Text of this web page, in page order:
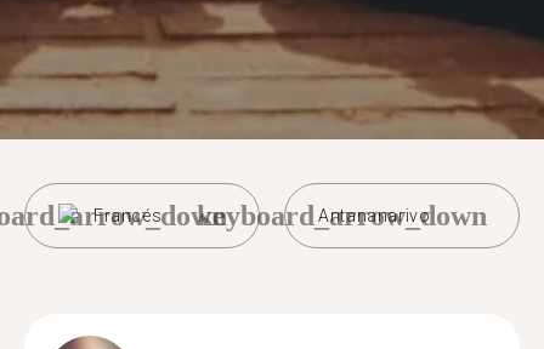
Francés Antananarivo
keyboard_arrow_down